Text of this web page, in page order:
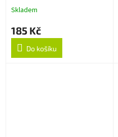
Skladem
185 Kč
Do košíku